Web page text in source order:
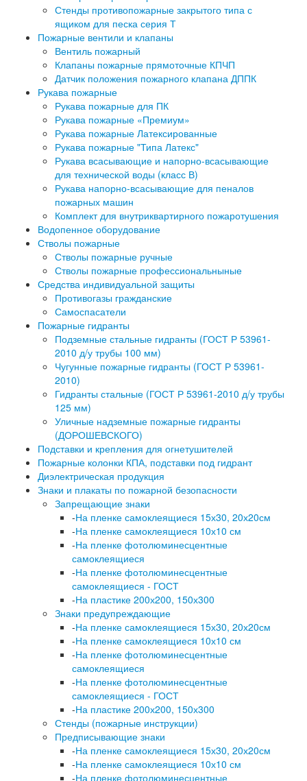
Стенды противопожарные закрытого типа с
ящиком для песка серия Т
Пожарные вентили и клапаны
Вентиль пожарный
Клапаны пожарные прямоточные КПЧП
Датчик положения пожарного клапана ДППК
Рукава пожарные
Рукава пожарные для ПК
Рукава пожарные «Премиум»
Рукава пожарные Латексированные
Рукава пожарные "Типа Латекс"
Рукава всасывающие и напорно-всасывающие
для технической воды (класс В)
Рукава напорно-всасывающие для пеналов
пожарных машин
Комплект для внутриквартирного пожаротушения
Водопенное оборудование
Стволы пожарные
Стволы пожарные ручные
Стволы пожарные профессиональныные
Средства индивидуальной защиты
Противогазы гражданские
Самоспасатели
Пожарные гидранты
Подземные стальные гидранты (ГОСТ Р 53961-
2010 д/у трубы 100 мм)
Чугунные пожарные гидранты (ГОСТ Р 53961-
2010)
Гидранты стальные (ГОСТ Р 53961-2010 д/у трубы
125 мм)
Уличные надземные пожарные гидранты
(ДОРОШЕВСКОГО)
Подставки и крепления для огнетушителей
Пожарные колонки КПА, подставки под гидрант
Диэлектрическая продукция
Знаки и плакаты по пожарной безопасности
Запрещающие знаки
-На пленке самоклеящиеся 15х30, 20х20см
-На пленке самоклеящиеся 10х10 см
-На пленке фотолюминесцентные
самоклеящиеся
-На пленке фотолюминесцентные
самоклеящиеся - ГОСТ
-На пластике 200х200, 150х300
Знаки предупреждающие
-На пленке самоклеящиеся 15х30, 20х20см
-На пленке самоклеящиеся 10х10 см
-На пленке фотолюминесцентные
самоклеящиеся
-На пленке фотолюминесцентные
самоклеящиеся - ГОСТ
-На пластике 200х200, 150х300
Стенды (пожарные инструкции)
Предписывающие знаки
-На пленке самоклеящиеся 15х30, 20х20см
-На пленке самоклеящиеся 10х10 см
-На пленке фотолюминесцентные